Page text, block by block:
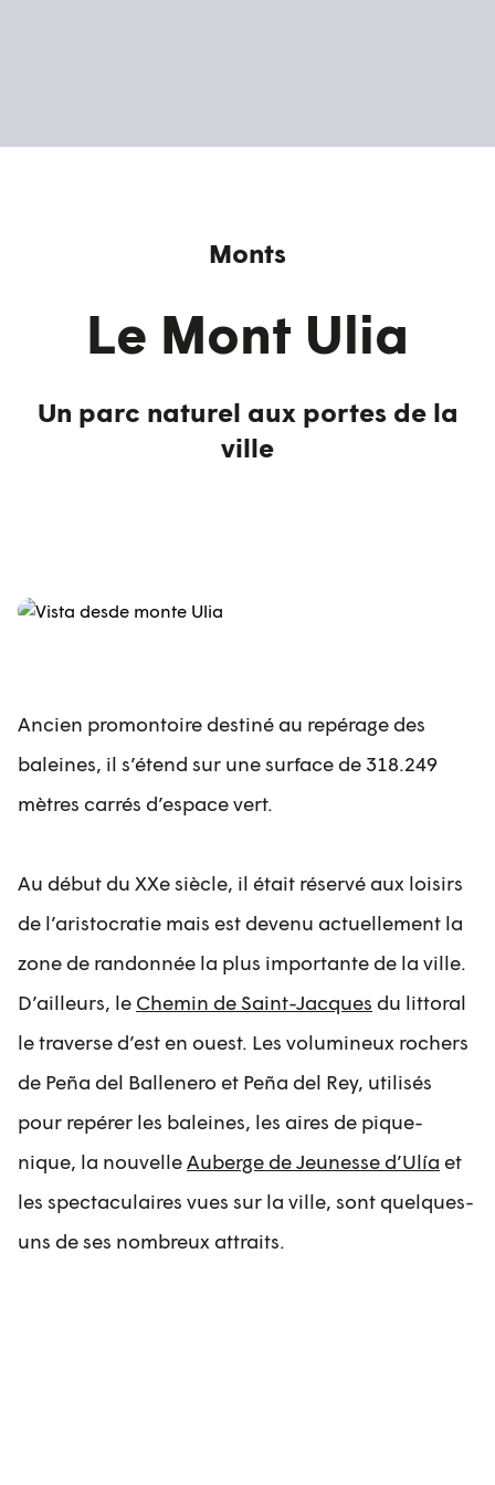
Monts
Le Mont Ulia
Un parc naturel aux portes de la
ville
Ancien promontoire destiné au repérage des
baleines, il s’étend sur une surface de 318.249
mètres carrés d’espace vert.
Au début du XXe siècle, il était réservé aux loisirs
de l’aristocratie mais est devenu actuellement la
zone de randonnée la plus importante de la ville.
D’ailleurs, le Chemin de Saint-Jacques du littoral
le traverse d’est en ouest. Les volumineux rochers
de Peña del Ballenero et Peña del Rey, utilisés
pour repérer les baleines, les aires de pique-
nique, la nouvelleAuberge de Jeunesse d’Ulía et
les spectaculaires vues sur la ville, sont quelques-
uns de ses nombreux attraits.